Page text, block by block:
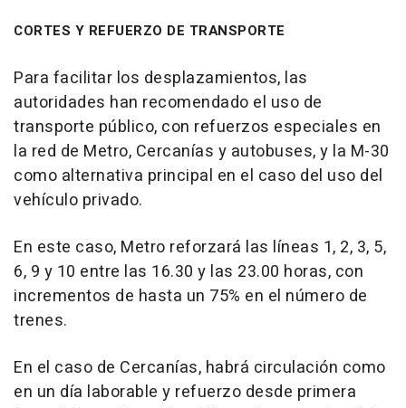
CORTES Y REFUERZO DE TRANSPORTE
Para facilitar los desplazamientos, las
autoridades han recomendado el uso de
transporte público, con refuerzos especiales en
la red de Metro, Cercanías y autobuses, y la M-30
como alternativa principal en el caso del uso del
vehículo privado.
En este caso, Metro reforzará las líneas 1, 2, 3, 5,
6, 9 y 10 entre las 16.30 y las 23.00 horas, con
incrementos de hasta un 75% en el número de
trenes.
En el caso de Cercanías, habrá circulación como
en un día laborable y refuerzo desde primera